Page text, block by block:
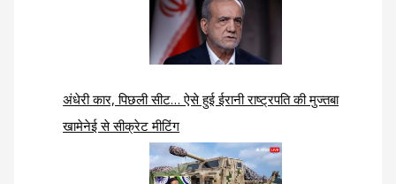
अंधेरी कार, पिछली सीट… ऐसे हुई ईरानी राष्ट्रपति की मुज्तबा
खामेनेई से सीक्रेट मीटिंग